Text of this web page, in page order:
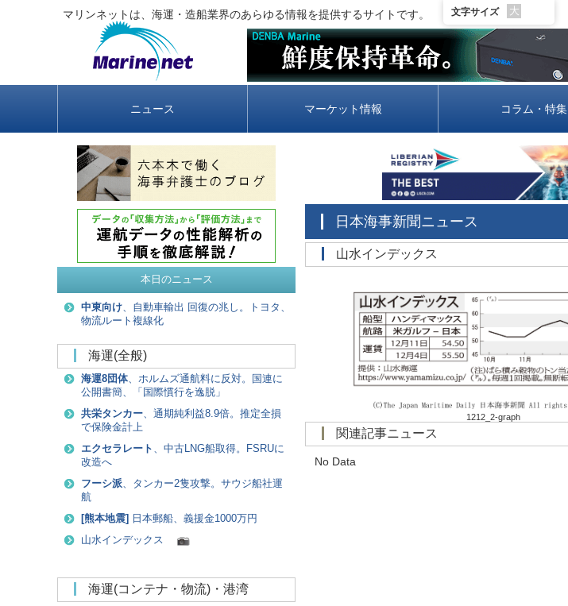
マリンネットは、海運・造船業界のあらゆる情報を提供するサイトです。 文字サイズ 大
ニュース マーケット情報 コラム・特集
日本海事新聞ニュース
山水インデックス
1212_2-graph
関連記事ニュース
No Data
本日のニュース
中東向け、自動車輸出 回復の兆し。トヨタ、
物流ルート複線化
海運(全般)
海運8団体、ホルムズ通航料に反対。国連に
公開書簡、「国際慣行を逸脱」
共栄タンカー、通期純利益8.9倍。推定全損
で保険金計上
エクセラレート 、中古LNG船取得。FSRUに
改造へ
フーシ派、タンカー2隻攻撃。サウジ船社運
航
[熊本地震]
日本郵船、義援金1000万円
山水インデックス
海運(コンテナ・物流)・港湾